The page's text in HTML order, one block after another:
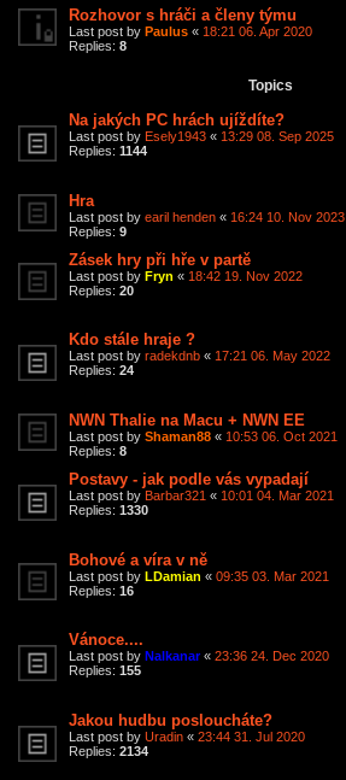
Rozhovor s hráči a členy týmu
Last post by Paulus « 18:21 06. Apr 2020
Replies: 8
Topics
Na jakých PC hrách ujíždíte?
Last post by Esely1943 « 13:29 08. Sep 2025
Replies: 1144
Hra
Last post by earil henden « 16:24 10. Nov 2023
Replies: 9
Zásek hry při hře v partě
Last post by Fryn « 18:42 19. Nov 2022
Replies: 20
Kdo stále hraje ?
Last post by radekdnb « 17:21 06. May 2022
Replies: 24
NWN Thalie na Macu + NWN EE
Last post by Shaman88 « 10:53 06. Oct 2021
Replies: 8
Postavy - jak podle vás vypadají
Last post by Barbar321 « 10:01 04. Mar 2021
Replies: 1330
Bohové a víra v ně
Last post by LDamian « 09:35 03. Mar 2021
Replies: 16
Vánoce....
Last post by Nalkanar« 23:36 24. Dec 2020
Replies: 155
Jakou hudbu posloucháte?
Last post by Uradin « 23:44 31. Jul 2020
Replies: 2134